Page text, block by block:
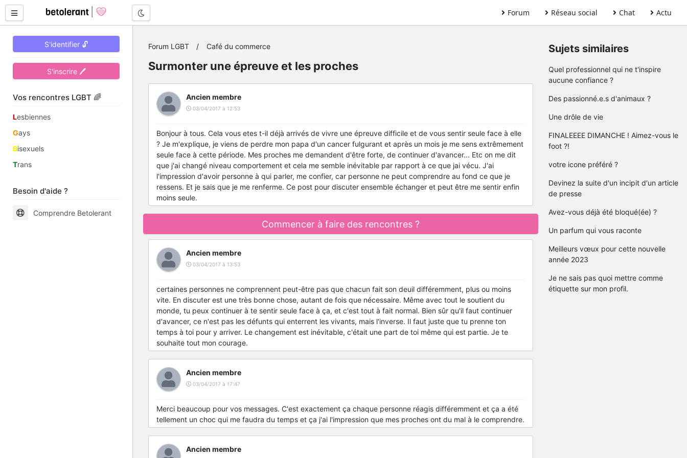
Forum Réseau social Chat Actu
S'identifier 🔓
S'inscrire 🖊
Vos rencontres LGBT 🌈
Lesbiennes
Gays
Bisexuels
Trans
Besoin d'aide ?
Comprendre Betolerant
Forum LGBT Café du commerce
Surmonter une épreuve et les proches
Ancien membre
03/04/2017 à 12:53
Bonjour à tous. Cela vous etes t-il déjà arrivés de vivre une épreuve difficile et de vous sentir seule face à elle
? Je m'explique, je viens de perdre mon papa d'un cancer fulgurant et après un mois je me sens extrêmement
seule face à cette période. Mes proches me demandent d'être forte, de continuer d'avancer... Etc on me dit
que j'ai changé niveau comportement et cela me semble inévitable par rapport à ce que jai vécu. J'ai
l'impression d'avoir personne à qui parler, me confier, car personne ne peut comprendre au fond ce que je
ressens. Et je sais que je me renferme. Ce post pour discuter ensemble échanger et peut être me sentir enfin
moins seule.
Commencer à faire des rencontres ?
Ancien membre
03/04/2017 à 13:53
certaines personnes ne comprennent peut-être pas que chacun fait son deuil différemment, plus ou moins
vite. En discuter est une très bonne chose, autant de fois que nécessaire. Même avec tout le soutient du
monde, tu peux continuer à te sentir seule face à ça, et c'est tout à fait normal. Bien sûr qu'il faut continuer
d'avancer, ce n'est pas les défunts qui enterrent les vivants, mais l'inverse. Il faut juste que tu prenne ton
temps à toi pour y arriver. Le changement est inévitable, c'était une part de toi même qui est partie. Je te
souhaite tout mon courage.
Ancien membre
03/04/2017 à 17:47
Merci beaucoup pour vos messages. C'est exactement ça chaque personne réagis différemment et ça a été
tellement un choc qui me faudra du temps et ça j'ai l'impression que mes proches ont du mal à le comprendre.
Ancien membre
Sujets similaires
Quel professionnel qui ne t'inspire
aucune confiance ?
Des passionné.e.s d'animaux ?
Une drôle de vie
FINALEEEE DIMANCHE ! Aimez-vous le
foot ?!
votre icone préféré ?
Devinez la suite d'un incipit d'un article
de presse
Avez-vous déjà été bloqué(ée) ?
Un parfum qui vous raconte
Meilleurs vœux pour cette nouvelle
année 2023
Je ne sais pas quoi mettre comme
étiquette sur mon profil.